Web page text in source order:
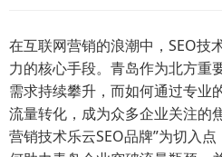
在互联网营销的浪潮中，SEO技
力的核心手段。青岛作为北方重
需求持续攀升，而如何通过专业
流量转化，成为众多企业关注的
营销技术乐云SEO品牌”为切入